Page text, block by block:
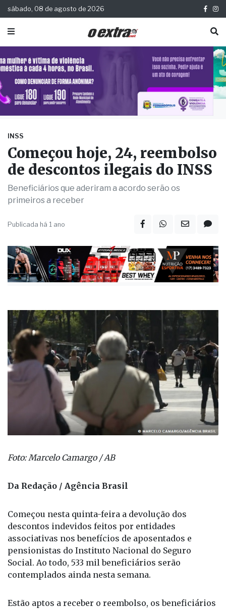
sábado, 08 de agosto de 2026
Começou hoje, 24, reembolso
de descontos ilegais do INSS
Beneficiários que aderiram a acordo serão os
primeiros a receber
descontos indevidos feitos por entidades
associativas nos benefícios de aposentados e
pensionistas do Instituto Nacional do Seguro
Social. Ao todo, 533 mil beneficiários serão
contemplados ainda nesta semana.
que aderiram, até a última segunda-feira (21), ao